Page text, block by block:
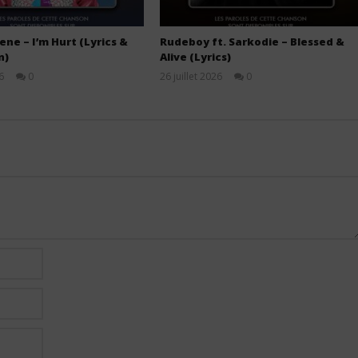
– I’m Hurt (Lyrics &
0
Rudeboy ft. Sarkodie – Blessed &
Alive (Lyrics)
26 juillet 2026
0